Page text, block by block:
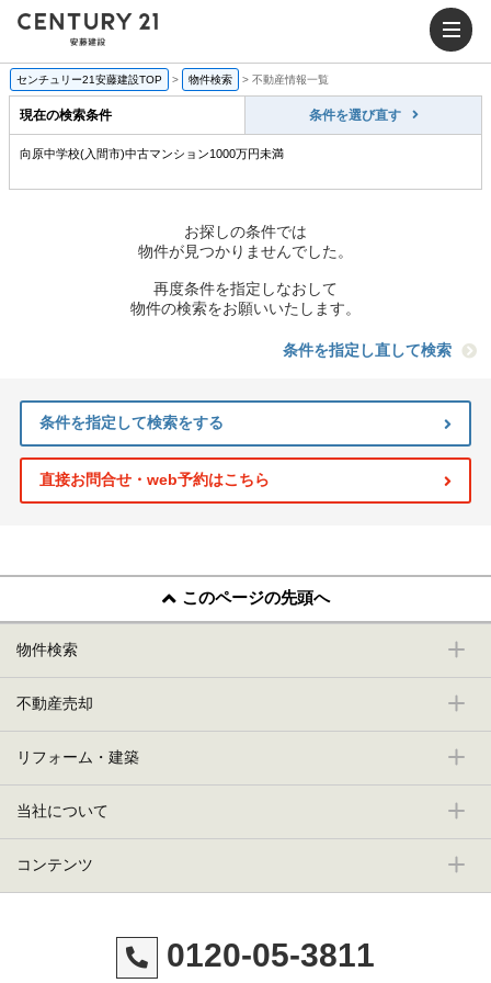
センチュリー21安藤建設TOP > 物件検索 > 不動産情報一覧
現在の検索条件 条件を選び直す
向原中学校(入間市)中古マンション1000万円未満
お探しの条件では
物件が見つかりませんでした。
再度条件を指定しなおして
物件の検索をお願いいたします。
条件を指定し直して検索
条件を指定して検索をする
直接お問合せ・web予約はこちら
このページの先頭へ
物件検索
不動産売却
リフォーム・建築
当社について
コンテンツ
0120-05-3811